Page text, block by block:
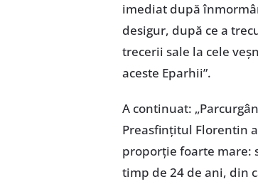
imediat după
desigur, după ce a
trecerii sale la cele
aceste Eparhii”.
A continuat:
Preasfințitul Florentin
proporție foarte mare:
timp de 24 de ani, din